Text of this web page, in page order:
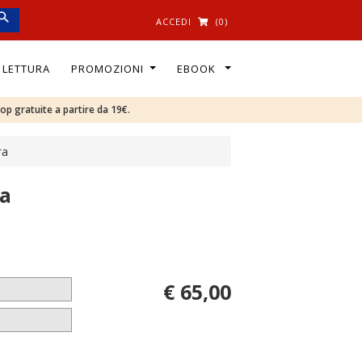
ACCEDI (0)
PROMOZIONI EBOOK
gratuite a partire da 19€.
€ 65,00